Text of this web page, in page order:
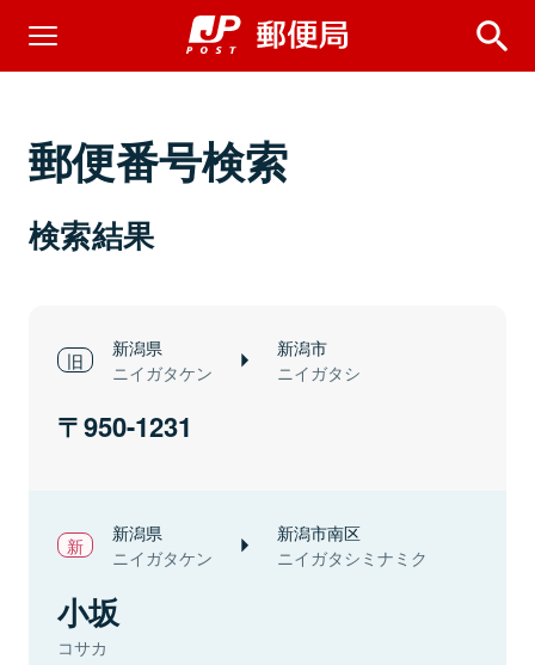
郵便番号検索
検索結果
新潟県
ニイガタケン
新潟市
ニイガタシ
950-1231
新潟県
ニイガタケン
新潟市南区
ニイガタシミナミク
小坂
コサカ